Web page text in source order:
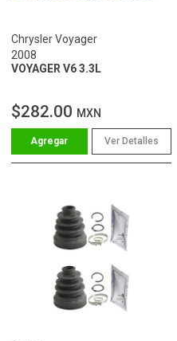
Chrysler Voyager
2008
VOYAGER V6 3.3L
$282.00 MXN
Ver Detalles